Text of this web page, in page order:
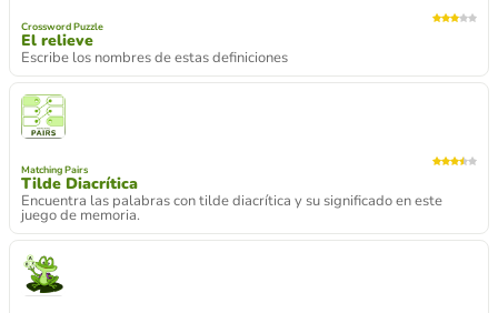
Crossword Puzzle
El relieve
Escribe los nombres de estas definiciones
Matching Pairs
Tilde Diacrítica
Encuentra las palabras con tilde diacrítica y su significado en este
juego de memoria.